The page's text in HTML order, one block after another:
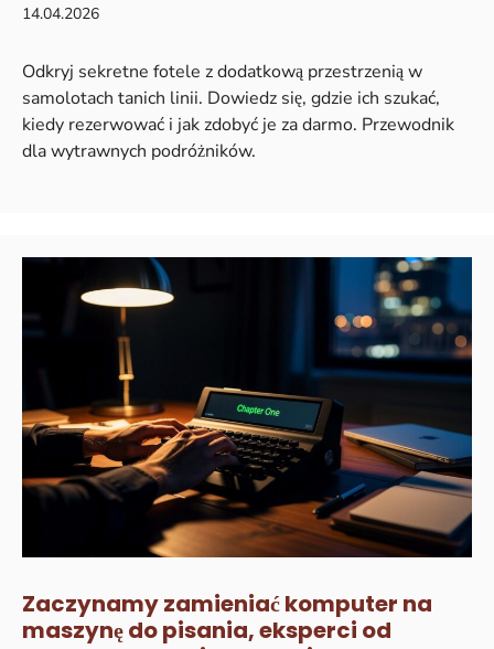
14.04.2026
Odkryj sekretne fotele z dodatkową przestrzenią w
samolotach tanich linii. Dowiedz się, gdzie ich szukać,
kiedy rezerwować i jak zdobyć je za darmo. Przewodnik
dla wytrawnych podróżników.
Zaczynamy zamieniać komputer na
maszynę do pisania, eksperci od